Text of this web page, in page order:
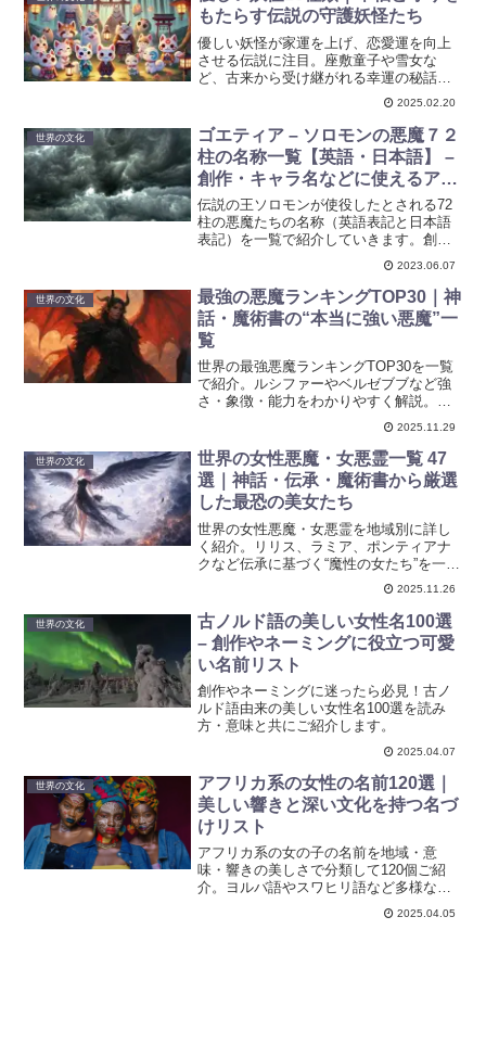
もたらす伝説の守護妖怪たち
優しい妖怪が家運を上げ、恋愛運を向上
させる伝説に注目。座敷童子や雪女な
ど、古来から受け継がれる幸運の秘話を
紹介します。伝統と神秘が交差する優し
い妖怪の世界。古い伝承に息づく妖怪た
ちがもたらす安心と繁栄の秘密に迫りま
す。
2025.02.20
世界の文化
ゴエティア – ソロモンの悪魔７２
柱の名称一覧【英語・日本語】 –
創作・キャラ名などに使えるアイ
デア集
伝説の王ソロモンが使役したとされる72
柱の悪魔たちの名称（英語表記と日本語
表記）を一覧で紹介していきます。創作
やオンラインゲームなど、ネーミングの
ヒントや参考にご活用ください。
2023.06.07
世界の文化
最強の悪魔ランキングTOP30｜神
話・魔術書の“本当に強い悪魔”一
覧
世界の最強悪魔ランキングTOP30を一覧
で紹介。ルシファーやベルゼブブなど強
さ・象徴・能力をわかりやすく解説。創
2025.11.29
世界の文化
世界の女性悪魔・女悪霊一覧 47
選｜神話・伝承・魔術書から厳選
した最恐の美女たち
世界の女性悪魔・女悪霊を地域別に詳し
く紹介。リリス、ラミア、ポンティアナ
クなど伝承に基づく“魔性の女たち”を一覧
で解説します。創作にも役立つ総まと
2025.11.26
世界の文化
古ノルド語の美しい女性名100選
– 創作やネーミングに役立つ可愛
い名前リスト
創作やネーミングに迷ったら必見！古ノ
ルド語由来の美しい女性名100選を読み
方・意味と共にご紹介します。
2025.04.07
世界の文化
アフリカ系の女性の名前120選｜
美しい響きと深い文化を持つ名づ
けリスト
アフリカ系の女の子の名前を地域・意
味・響きの美しさで分類して120個ご紹
介。ヨルバ語やスワヒリ語など多様な文
化を背景にした、名付けにも使える名前
2025.04.05